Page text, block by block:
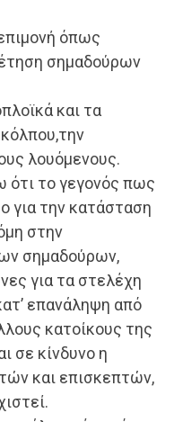
όπως
σημαδούρων
και τα
λουόμενους.
ότι το γεγονός πως
για την κατάσταση
στην
σημαδούρων,
για τα στελέχη
επανάληψη από
κατοίκους της
σε κίνδυνο η
και επισκεπτών,